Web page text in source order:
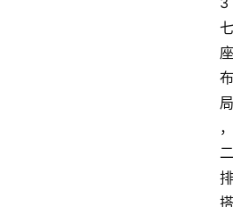
七
座
布
局
，
二
排
搭